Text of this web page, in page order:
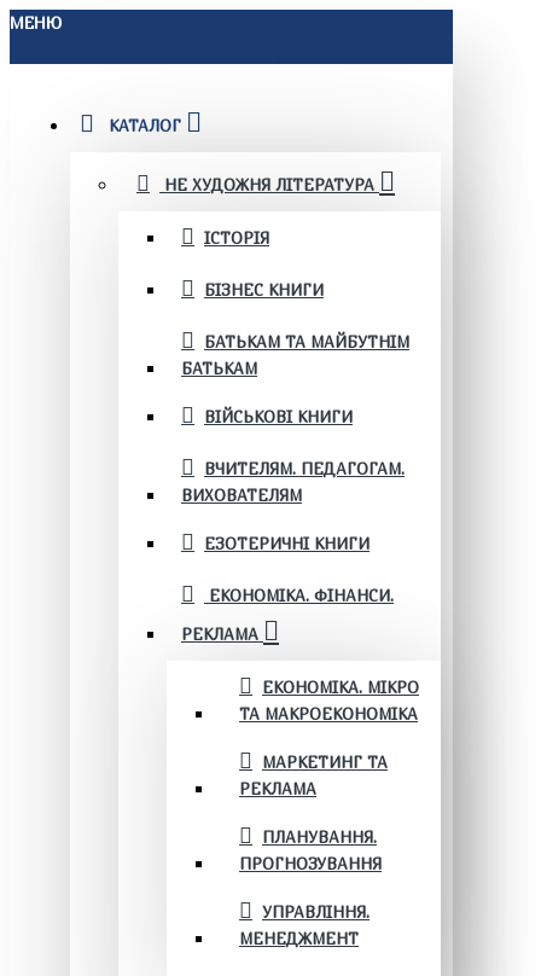
МЕНЮ
КАТАЛОГ
НЕ ХУДОЖНЯ ЛІТЕРАТУРА
ІСТОРІЯ
БІЗНЕС КНИГИ
БАТЬКАМ ТА МАЙБУТНІМ
БАТЬКАМ
ВІЙСЬКОВІ КНИГИ
ВЧИТЕЛЯМ. ПЕДАГОГАМ.
ВИХОВАТЕЛЯМ
ЕЗОТЕРИЧНІ КНИГИ
ЕКОНОМІКА. ФІНАНСИ.
РЕКЛАМА
ЕКОНОМІКА. МІКРО
ТА МАКРОЕКОНОМІКА
МАРКЕТИНГ ТА
РЕКЛАМА
ПЛАНУВАННЯ.
ПРОГНОЗУВАННЯ
УПРАВЛІННЯ.
МЕНЕДЖМЕНТ